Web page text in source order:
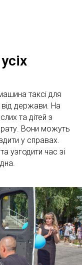
таксі для
від держави. На
та дітей з
Вони можуть
у справах.
узгодити час зі